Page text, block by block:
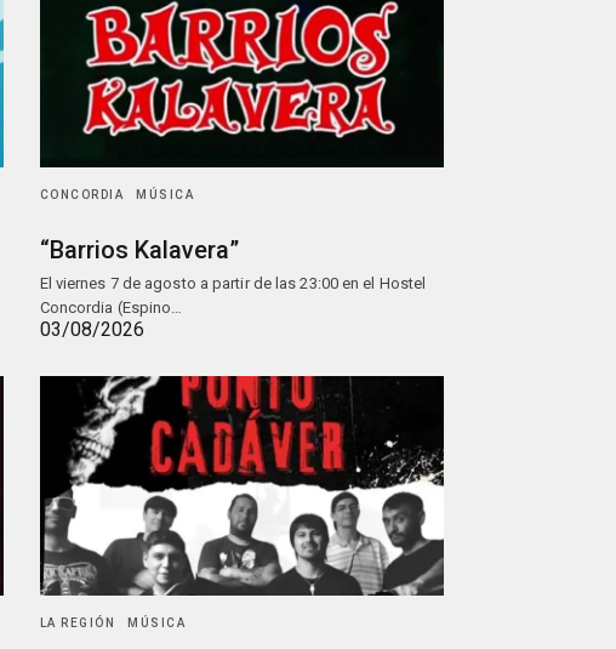
CONCORDIA MÚSICA
“Barrios Kalavera”
El viernes 7 de agosto a partir de las 23:00 en el Hostel
Concordia (Espino…
03/08/2026
LA REGIÓN MÚSICA